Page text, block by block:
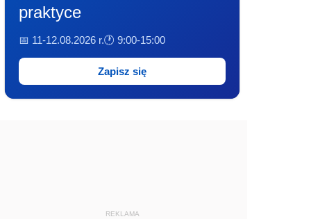
praktyce
📅 11-12.08.2026 r.🕐 9:00-15:00
Zapisz się
REKLAMA